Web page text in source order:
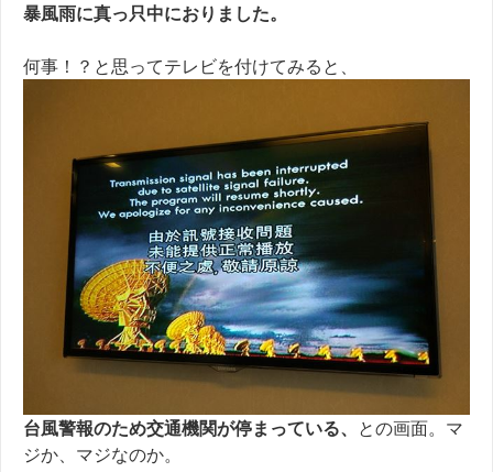
暴風雨に真っ只中におりました。
何事！？と思ってテレビを付けてみると、
台風警報のため交通機関が停まっている、 との画面。マ
ジか、マジなのか。